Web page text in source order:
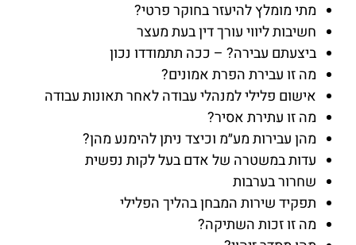
מתי מומלץ להיעזר בחוקר פרטי?
חשיבות ליווי עורך דין בעת מעצר
ביצעתם עבירה? – ככה תתמודדו נכון
מה זו עבירת הפרת אמונים?
אישום פלילי למנהלי עבודה לאחר תאונות עבודה
מה זו עתירת אסיר?
מהן עבירות מע״מ וכיצד ניתן להימנע מהן?
עדות במשטרה של אדם בעל לקות נפשית
שחרור בערבות
תפקיד שירות המבחן בהליך הפלילי
מה זו זכות השתיקה?